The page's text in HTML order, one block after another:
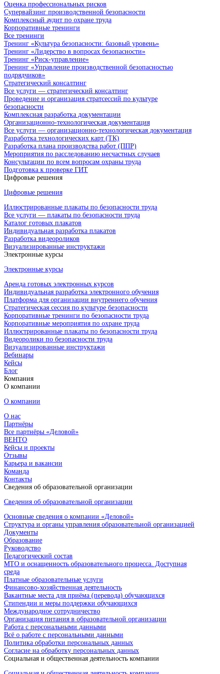
Оценка профессиональных рисков
Супервайзинг производственной безопасности
Комплексный аудит по охране труда
Корпоративные тренинги
Все тренинги
Тренинг «Культура безопасности: базовый уровень»
Тренинг «Лидерство в вопросах безопасности»
Тренинг «Риск-управление»
Тренинг «Управление производственной безопасностью
подрядчиков»
Стратегический консалтинг
Все услуги — стратегический консалтинг
Проведение и организация стратсессий по культуре
безопасности
Комплексная разработка документации
Организационно-технологическая документация
Все услуги — организационно-технологическая документация
Разработка технологических карт (ТК)
Разработка плана производства работ (ППР)
Мероприятия по расследованию несчастных случаев
Консультации по всем вопросам охраны труда
Подготовка к проверке ГИТ
Цифровые решения
Цифровые решения
Иллюстрированные плакаты по безопасности труда
Все услуги — плакаты по безопасности труда
Каталог готовых плакатов
Индивидуальная разработка плакатов
Разработка видеороликов
Визуализированные инструктажи
Электронные курсы
Электронные курсы
Аренда готовых электронных курсов
Индивидуальная разработка электронного обучения
Платформа для организации внутреннего обучения
Стратегическая сессия по культуре безопасности
Корпоративные тренинги по безопасности труда
Корпоративные мероприятия по охране труда
Иллюстрированные плакаты по безопасности труда
Видеоролики по безопасности труда
Визуализированные инструктажи
Вебинары
Кейсы
Блог
Компания
О компании
О компании
О нас
Партнёры
Все партнёры «Деловой»
ВЕНТО
Кейсы и проекты
Отзывы
Карьера и вакансии
Команда
Контакты
Сведения об образовательной организации
Сведения об образовательной организации
Основные сведения о компании «Деловой»
Структура и органы управления образовательной организацией
Документы
Образование
Руководство
Педагогический состав
МТО и оснащенность образовательного процесса. Доступная
среда
Платные образовательные услуги
Финансово-хозяйственная деятельность
Вакантные места для приёма (перевода) обучающихся
Стипендии и меры поддержки обучающихся
Международное сотрудничество
Организация питания в образовательной организации
Работа с персональными данными
Всё о работе с персональными данными
Политика обработки персональных данных
Согласие на обработку персональных данных
Социальная и общественная деятельность компании